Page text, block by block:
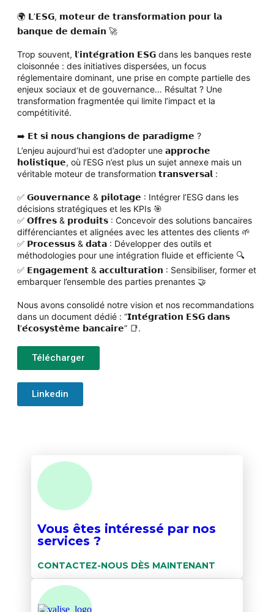
🌍 𝗟’𝗘𝗦𝗚, 𝗺𝗼𝘁𝗲𝘂𝗿 𝗱𝗲 𝘁𝗿𝗮𝗻𝘀𝗳𝗼𝗿𝗺𝗮𝘁𝗶𝗼𝗻 𝗽𝗼𝘂𝗿 𝗹𝗮
𝗯𝗮𝗻𝗾𝘂𝗲 𝗱𝗲 𝗱𝗲𝗺𝗮𝗶𝗻 🚀
Trop souvent, 𝗹’𝗶𝗻𝘁𝗲́𝗴𝗿𝗮𝘁𝗶𝗼𝗻 𝗘𝗦𝗚 dans les banques reste
cloisonnée : des initiatives dispersées, un focus
réglementaire dominant, une prise en compte partielle des
enjeux sociaux et de gouvernance… Résultat ? Une
transformation fragmentée qui limite l’impact et la
compétitivité.
➡️ 𝗘𝘁 𝘀𝗶 𝗻𝗼𝘂𝘀 𝗰𝗵𝗮𝗻𝗴𝗶𝗼𝗻𝘀 𝗱𝗲 𝗽𝗮𝗿𝗮𝗱𝗶𝗴𝗺𝗲 ?
L’enjeu aujourd’hui est d’adopter une 𝗮𝗽𝗽𝗿𝗼𝗰𝗵𝗲
𝗵𝗼𝗹𝗶𝘀𝘁𝗶𝗾𝘂𝗲, où l’ESG n’est plus un sujet annexe mais un
véritable moteur de transformation 𝘁𝗿𝗮𝗻𝘀𝘃𝗲𝗿𝘀𝗮𝗹 :
✅ 𝗚𝗼𝘂𝘃𝗲𝗿𝗻𝗮𝗻𝗰𝗲 & 𝗽𝗶𝗹𝗼𝘁𝗮𝗴𝗲 : Intégrer l’ESG dans les
décisions stratégiques et les KPIs 🎯
✅ 𝗢𝗳𝗳𝗿𝗲𝘀 & 𝗽𝗿𝗼𝗱𝘂𝗶𝘁𝘀 : Concevoir des solutions bancaires
différenciantes et alignées avec les attentes des clients 🌱
✅ 𝗣𝗿𝗼𝗰𝗲𝘀𝘀𝘂𝘀 & 𝗱𝗮𝘁𝗮 : Développer des outils et
méthodologies pour une intégration fluide et efficiente 🔍
✅ 𝗘𝗻𝗴𝗮𝗴𝗲𝗺𝗲𝗻𝘁 & 𝗮𝗰𝗰𝘂𝗹𝘁𝘂𝗿𝗮𝘁𝗶𝗼𝗻 : Sensibiliser, former et
embarquer l’ensemble des parties prenantes 🤝
Nous avons consolidé notre vision et nos recommandations
dans un document dédié : “𝗜𝗻𝘁𝗲́𝗴𝗿𝗮𝘁𝗶𝗼𝗻 𝗘𝗦𝗚 𝗱𝗮𝗻𝘀
𝗹’𝗲́𝗰𝗼𝘀𝘆𝘀𝘁𝗲̀𝗺𝗲 𝗯𝗮𝗻𝗰𝗮𝗶𝗿𝗲” 📑.
Télécharger
Linkedin
Vous êtes intéressé par nos
services ?
CONTACTEZ-NOUS DÈS MAINTENANT